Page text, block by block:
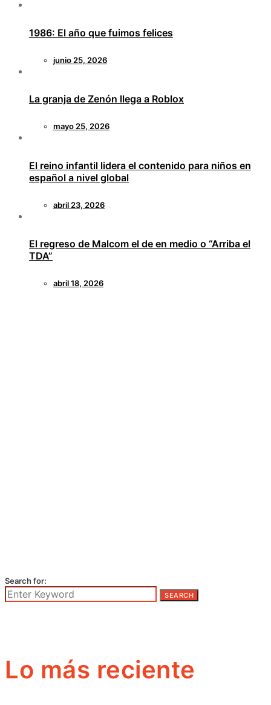
1986: El año que fuimos felices
junio 25, 2026
La granja de Zenón llega a Roblox
mayo 25, 2026
El reino infantil lidera el contenido para niños en
español a nivel global
abril 23, 2026
El regreso de Malcom el de en medio o “Arriba el
TDA”
abril 18, 2026
Search for:
SEARCH
Lo más reciente